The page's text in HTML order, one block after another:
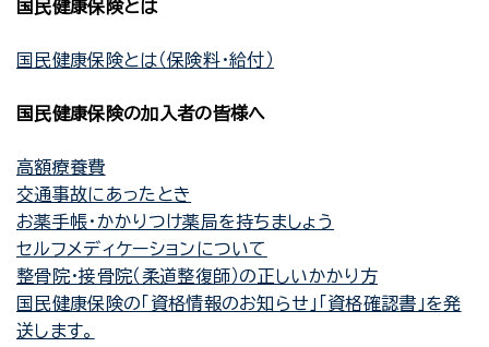
国民健康保険とは
国民健康保険とは（保険料・給付）
国民健康保険の加入者の皆様へ
高額療養費
交通事故にあったとき
お薬手帳・かかりつけ薬局を持ちましょう
セルフメディケーションについて
整骨院・接骨院（柔道整復師）の正しいかかり方
国民健康保険の「資格情報のお知らせ」「資格確認書」を発
送します。